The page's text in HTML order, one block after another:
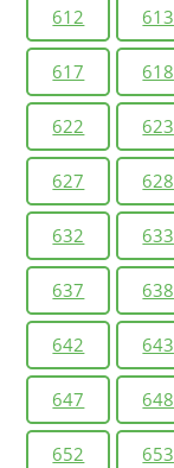
612 613
617 618
622 623
627 628
632 633
637 638
642 643
647 648
652 653